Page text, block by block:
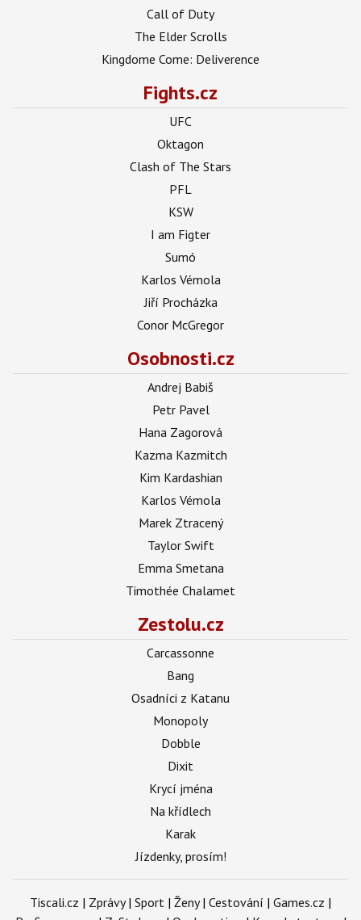
Call of Duty
The Elder Scrolls
Kingdome Come: Deliverence
Fights.cz
UFC
Oktagon
Clash of The Stars
PFL
KSW
I am Figter
Sumó
Karlos Vémola
Jiří Procházka
Conor McGregor
Osobnosti.cz
Andrej Babiš
Petr Pavel
Hana Zagorová
Kazma Kazmitch
Kim Kardashian
Karlos Vémola
Marek Ztracený
Taylor Swift
Emma Smetana
Timothée Chalamet
Zestolu.cz
Carcassonne
Bang
Osadníci z Katanu
Monopoly
Dobble
Dixit
Krycí jména
Na křídlech
Karak
Jízdenky, prosím!
Tiscali.cz | Zprávy| Sport | Ženy| Cestování | Games.cz |